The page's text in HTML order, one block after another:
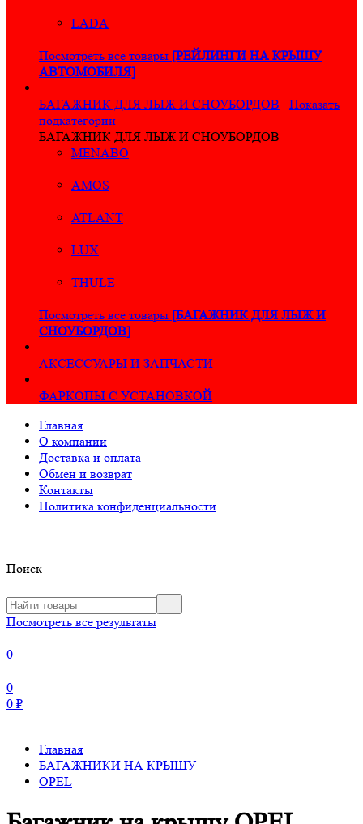
LADA
Посмотреть все товары [РЕЙЛИНГИ НА КРЫШУ
АВТОМОБИЛЯ]
БАГАЖНИК ДЛЯ ЛЫЖ И СНОУБОРДОВ
Показать
подкатегории
БАГАЖНИК ДЛЯ ЛЫЖ И СНОУБОРДОВ
MENABO
AMOS
ATLANT
LUX
THULE
Посмотреть все товары [БАГАЖНИК ДЛЯ ЛЫЖ И
СНОУБОРДОВ]
АКСЕССУАРЫ И ЗАПЧАСТИ
ФАРКОПЫ С УСТАНОВКОЙ
Главная
О компании
Доставка и оплата
Обмен и возврат
Контакты
Политика конфиденциальности
Поиск
Посмотреть все результаты
0
0
0 ₽
Главная
БАГАЖНИКИ НА КРЫШУ
OPEL